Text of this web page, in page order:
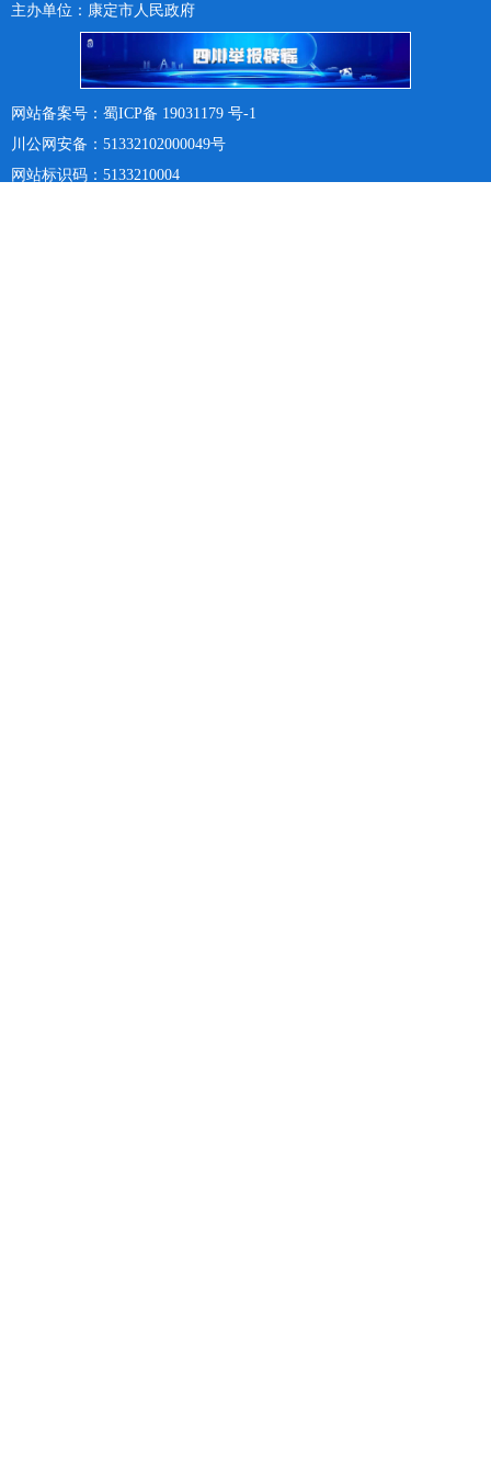
主办单位：康定市人民政府
网站备案号：蜀ICP备 19031179 号-1
川公网安备：51332102000049号
网站标识码：5133210004